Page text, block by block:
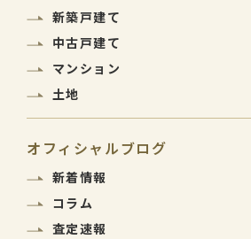
新築戸建て
中古戸建て
マンション
土地
オフィシャルブログ
新着情報
コラム
査定速報